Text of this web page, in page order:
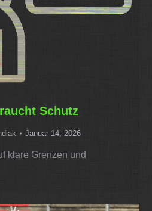
Schutz
Januar 14, 2026
klare Grenzen und